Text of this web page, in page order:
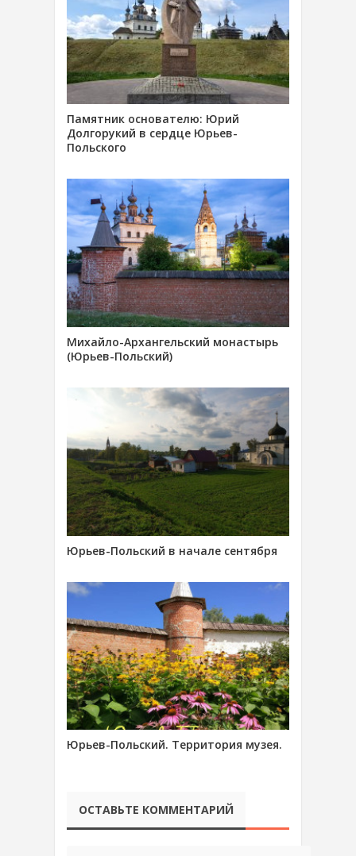
Памятник основателю: Юрий
Долгорукий в сердце Юрьев-
Польского
Михайло-Архангельский монастырь
(Юрьев-Польский)
Юрьев-Польский в начале сентября
Юрьев-Польский. Территория музея.
ОСТАВЬТЕ КОММЕНТАРИЙ